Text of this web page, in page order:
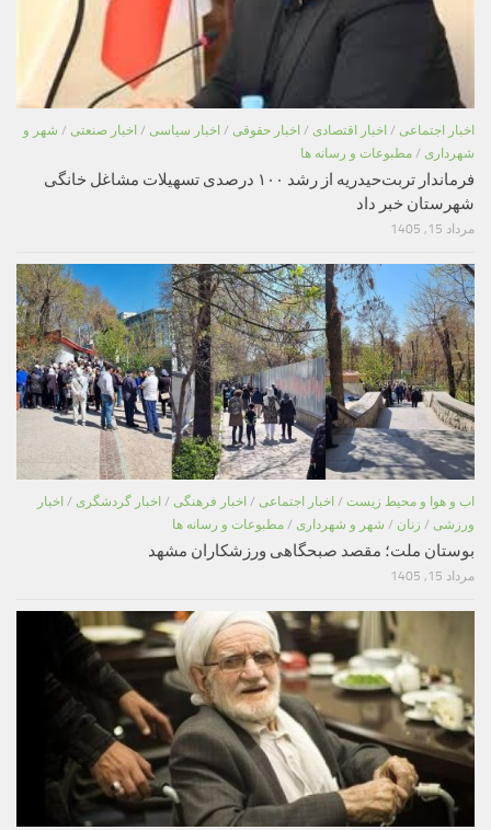
اخبار اجتماعی / اخبار اقتصادی / اخبار حقوقی / اخبار سیاسی / اخبار صنعتی / شهر و
شهرداری / مطبوعات و رسانه ها
فرماندار تربت‌حیدریه از رشد ۱۰۰ درصدی تسهیلات مشاغل خانگی
شهرستان خبر داد
مرداد 15, 1405
اب و هوا و محیط زیست / اخبار اجتماعی / اخبار فرهنگی / اخبار گردشگری / اخبار
ورزشی / زنان / شهر و شهرداری / مطبوعات و رسانه ها
بوستان ملت؛ مقصد صبحگاهی ورزشکاران مشهد
مرداد 15, 1405